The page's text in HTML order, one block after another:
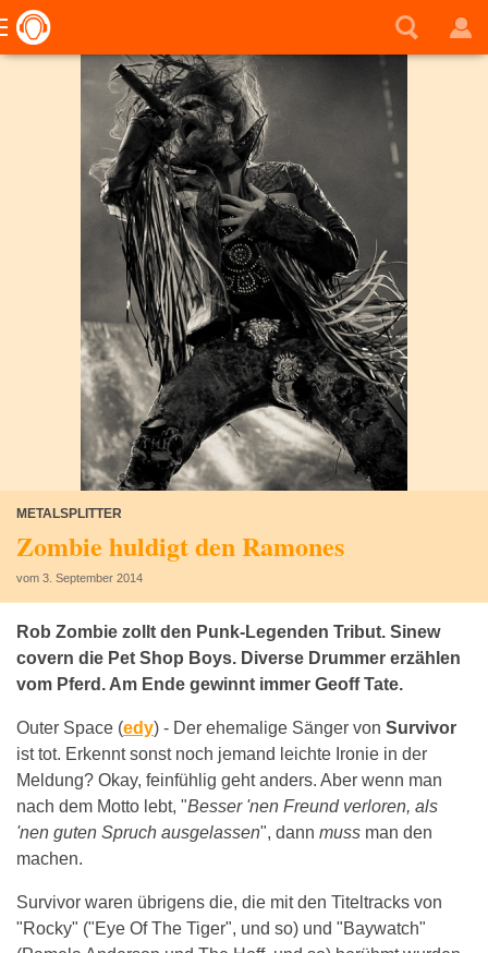
METALSPLITTER
Zombie huldigt den Ramones
vom 3. September 2014
Rob Zombie zollt den Punk-Legenden Tribut. Sinew
covern die Pet Shop Boys. Diverse Drummer erzählen
vom Pferd. Am Ende gewinnt immer Geoff Tate.
Outer Space (edy) - Der ehemalige Sänger von Survivor
ist tot. Erkennt sonst noch jemand leichte Ironie in der
Meldung? Okay, feinfühlig geht anders. Aber wenn man
nach dem Motto lebt, "Besser 'nen Freund verloren, als
'nen guten Spruch ausgelassen", dann muss man den
machen.
Survivor waren übrigens die, die mit den Titeltracks von
"Rocky" ("Eye Of The Tiger", und so) und "Baywatch"